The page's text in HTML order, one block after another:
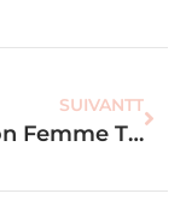
SUIVANTT
Pantalon Femme Taille Haute : Les 7 Modèles Chic Pour Un Mariage